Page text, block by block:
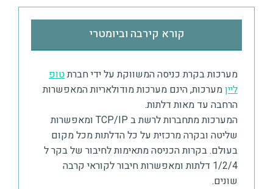
קורא קירבה וביומטרי
מערכות בקרת כניסההמשווקת על ידי חברתטופ
לייןמערכות, הינם מערכות מודולאריות המאפשרות
הרחבה עד מאות דלתות.
המערכות מתחברות לרשת ב TCP/IP ומאפשרות
שליטה ובקרה מרכזית על כל הדלתות מכל מקום
בעולם. בקרות הכניסה מתאימות לחיבור של בקר ל
1/2/4 דלתות ומאפשרות חיבור לקוראי קרבה
שונים.